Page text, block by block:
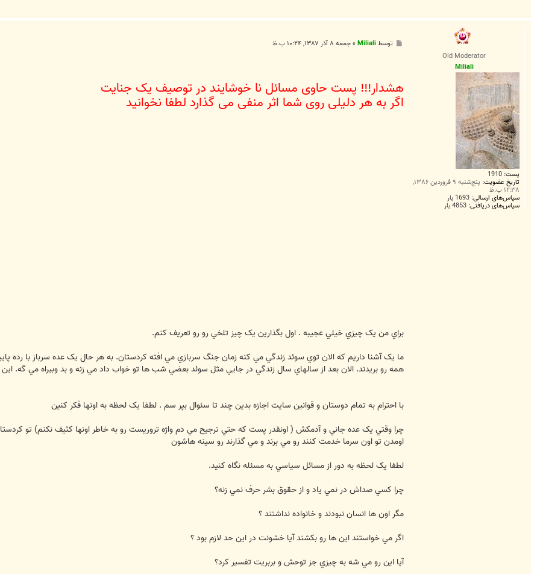
Old Moderator
Miliali
پست: 1910
تاریخ عضویت: پنج‌شنبه ۹ فروردین ۱۳۸۶,
۱۲:۳۸ ب.ظ
سپاس‌های ارسالی: 1693 بار
سپاس‌های دریافتی: 4853 بار
توسطMiliali
»جمعه ۸ آذر ۱۳۸۷, ۱۰:۲۴ ب.ظ
هشدار!!! پست حاوی مسائل نا خوشایند در توصیف یک جنایت
اگر به هر دلیلی روی شما اثر منفی می گذارد لطفا نخوانید
براي من يک چيزي خيلي عجيبه . اول بگذارين يک چيز تلخي رو رو تعريف کنم.
ما يک آشنا داريم که الان توي سوئد زندگي مي کنه زمان جنگ سربازي مي افته کردستان. به هر حال يک عده سرباز با رده
همه رو بريدند. الان بعد از سالهاي سال زندگي در جايي مثل سوئد بعضي شب ها تو خواب داد مي زنه و بد وبيراه مي گه.
با احترام به تمام دوستان و قوانين سايت اجازه بدين چند تا سئوال بپر سم . لطفا يک لحظه به اونها فکر کنين
چرا وقتي يک عده جاني و آدمکش ( اونقدر پست که حتي ترجيح مي دم واژه تروريست رو به خاطر اونها کثيف نکنم) تو
اومدن تو اون سرما خدمت کنند رو مي برند و مي گذارند رو سينه هاشون
لطفا يک لحظه به دور از مسائل سياسي به مسئله نگاه کنيد.
چرا کسي صداش در نمي ياد و از حقوق بشر حرف نمي زنه؟
مگر اون ها انسان نبودند و خانواده نداشتند ؟
اگر مي خواستند اين ها رو بکشند آيا خشونت در اين حد لازم بود ؟
آيا اين رو مي شه به چيزي جز توحش و بربريت تفسير کرد؟